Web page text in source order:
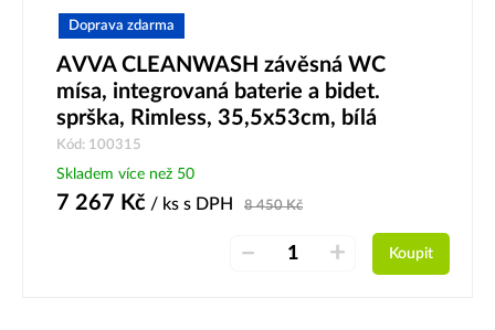
Doprava zdarma
AVVA CLEANWASH závěsná WC
mísa, integrovaná baterie a bidet.
sprška, Rimless, 35,5x53cm, bílá
Kód: 100315
Skladem více než 50
7 267 Kč / ks s DPH 8 450Kč
– + Koupit